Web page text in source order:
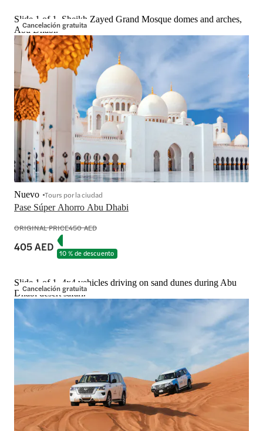
Cancelación gratuita
Slide 1 of 1, Sheikh Zayed Grand Mosque domes and arches,
Abu Dhabi.
Pase Súper Ahorro Abu Dhabi
Nuevo Tours por la ciudad
ORIGINAL PRICE450 AED
405 AED 10 % de descuento
Cancelación gratuita
Slide 1 of 1, 4x4 vehicles driving on sand dunes during Abu
Dhabi desert safari.